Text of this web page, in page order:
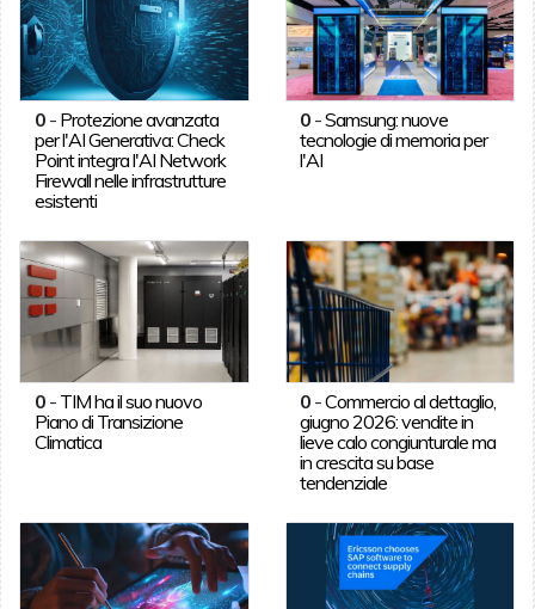
0- Protezione avanzata
per l'AI Generativa: Check
Point integra l'AI Network
Firewall nelle infrastrutture
esistenti
0 -Samsung: nuove
tecnologie di memoria per
l'AI
0- TIM ha il suo nuovo
Piano di Transizione
Climatica
0 -Commercio al dettaglio,
giugno 2026: vendite in
lieve calo congiunturale ma
in crescita su base
tendenziale